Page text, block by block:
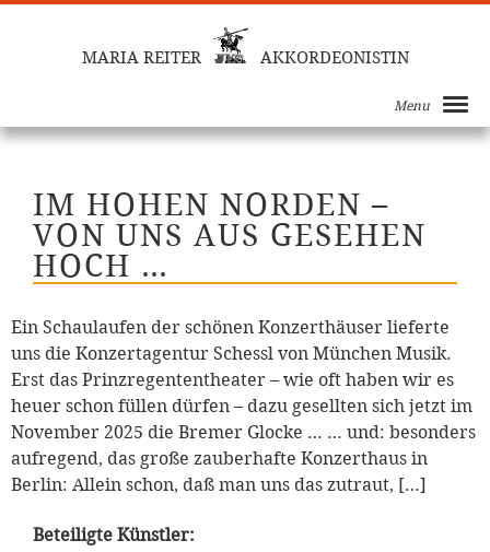
MARIA REITER AKKORDEONISTIN
Menu
IM HOHEN NORDEN –
VON UNS AUS GESEHEN
HOCH …
Ein Schaulaufen der schönen Konzerthäuser lieferte
uns die Konzertagentur Schessl von München Musik.
Erst das Prinzregententheater – wie oft haben wir es
heuer schon füllen dürfen – dazu gesellten sich jetzt im
November 2025 die Bremer Glocke … … und: besonders
aufregend, das große zauberhafte Konzerthaus in
Berlin: Allein schon, daß man uns das zutraut, […]
Beteiligte Künstler: